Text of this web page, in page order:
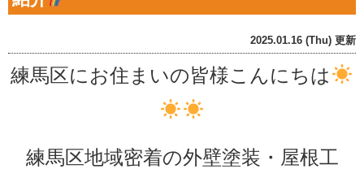
2025.01.16 (Thu) 更新
練馬区にお住まいの皆様こんにちは
練馬区地域密着の外壁塗装・屋根工